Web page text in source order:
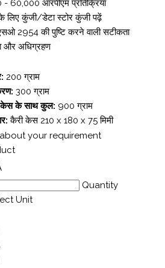
60,000 आरपीएम प्रतिक्रिया
लिए कुंजी/डेटा स्टोर कुंजी पढ़ें
2954 की पुष्टि करने वाली सटीकता
और अधिग्रहण
200 ग्राम
300 ग्राम
केस के साथ कुल: 900 ग्राम
कैरी केस 210 x 180 x 75 मिमी
your requirement
Quantity
Unit